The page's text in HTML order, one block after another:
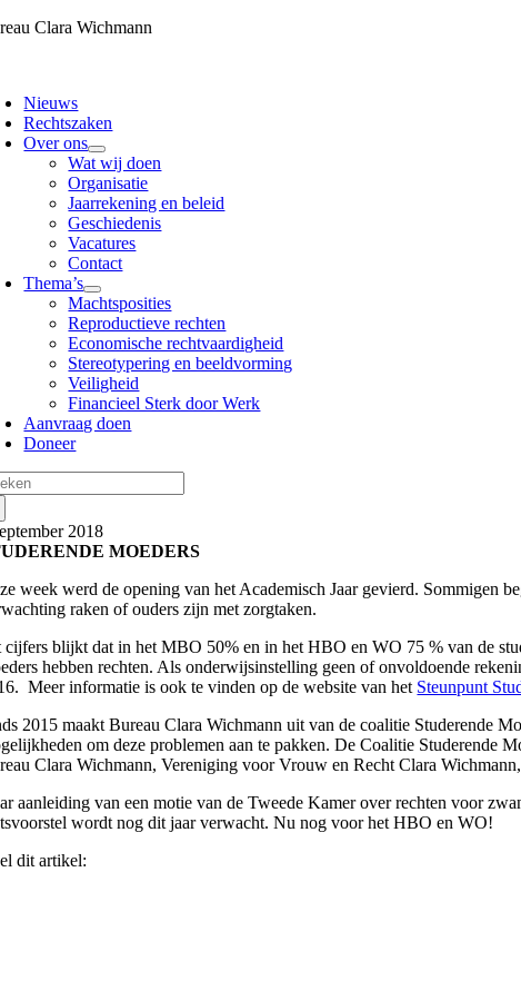
SkipClara Wichmann
Nieuws
Rechtszaken
Over ons
Wat wij doen
Organisatie
Jaarrekening en beleid
Geschiedenis
Vacatures
Contact
Thema’s
Machtsposities
Reproductieve rechten
Economische rechtvaardigheid
Stereotypering en beeldvorming
Veiligheid
Financieel Sterk door Werk
Aanvraag doen
Doneer
2018
MOEDERS
week werd de opening van het Academisch Jaar gevierd. Sommigen
raken of ouders zijn met zorgtaken.
cijfers blijkt dat in het MBO 50% en in het HBO en WO 75 % van de
hebben rechten. Als onderwijsinstelling geen of onvoldoende
Meer informatie is ook te vinden op de website van het Steunpunt
2015 maakt Bureau Clara Wichmann uit van de coalitie Studerende
om deze problemen aan te pakken. De Coalitie Studerende
Clara Wichmann, Vereniging voor Vrouw en Recht Clara
aanleiding van een motie van de Tweede Kamer over rechten voor
wordt nog dit jaar verwacht. Nu nog voor het HBO en WO!
dit artikel: